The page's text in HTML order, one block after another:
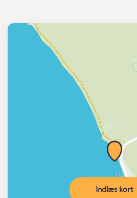
Indlæs kort